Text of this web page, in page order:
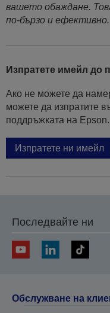
вашето обаждане.
по-бързо и ефективно.
Изпратете имейл до
Ако не можете да
можете да изпратите
поддръжката на Epson.
Изпратете ни имейл
Последвайте ни
Обслужване на